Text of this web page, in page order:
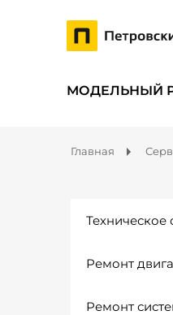
МОДЕЛЬНЫЙ
Главная
Техническое
Ремонт
Ремонт